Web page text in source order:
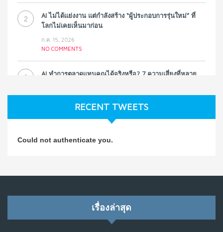
2
AI ไม่ได้แย่งงาน แต่กำลังสร้าง “ผู้ประกอบการรุ่นใหม่” ที่
โลกไม่เคยเห็นมาก่อน
ก.ค. 15, 2026
NO COMMENTS
3
AI ทำการตลาดแทนคุณได้จริงหรือ? 7 ความเสี่ยงที่หลาย
NO COMMENTS
Koe ในแบบอาจารย์บอม
รัฐอาจเป็นจุดเริ่มต้นของ “ขบวนการประท้วงดิจิทัล” ครั้งใหม่
RECENT TWEETS
Could not authenticate you.
เรื่องล่าสุด